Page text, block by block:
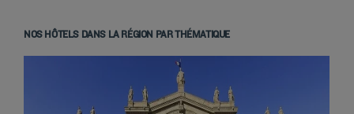
NOS HÔTELS DANS LA RÉGION PAR THÉMATIQUE